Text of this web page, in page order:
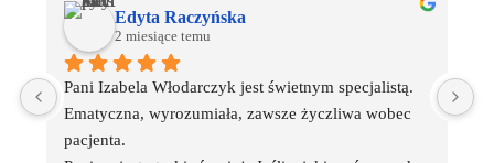
Edyta Raczyńska
2 miesiące temu
Pani Izabela Włodarczyk jest świetnym specjalistą.
Ematyczna, wyrozumiała, zawsze życzliwa wobec
pacjenta.